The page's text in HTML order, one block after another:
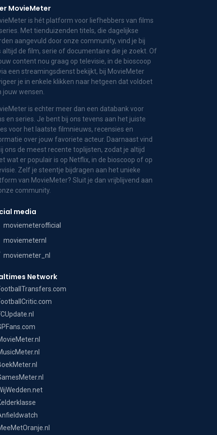
MovieMeter
is hét platform voor liefhebbers van films
Met tienduizenden titels, die dagelijkse
aangevuld door onze community, vind je bij
altijd de film, serie of documentaire die je zoekt. Of
content nou graag op televisie, in de bioscoop
een streamingsdienst bekijkt, bij MovieMeter
je in enkele klikken naar hetgeen dat voldoet
jouw wensen.
is echter meer dan een databank voor
en series. Je bent bij ons tevens aan het juiste
voor het laatste filmnieuws, recensies en
over jouw favoriete acteur. Daarnaast vind
ons de meest recente toplijsten, zodat je altijd
wat er populair is op Netflix, in de bioscoop of op
Zelf je steentje bijdragen aan het unieke
van MovieMeter? Sluit je dan vrijblijvend aan
community.
media
moviemeterofficial
moviemeternl
moviemeter_nl
Network